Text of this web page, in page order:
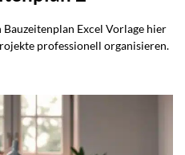
Excel Vorlage hier
professionell organisieren.